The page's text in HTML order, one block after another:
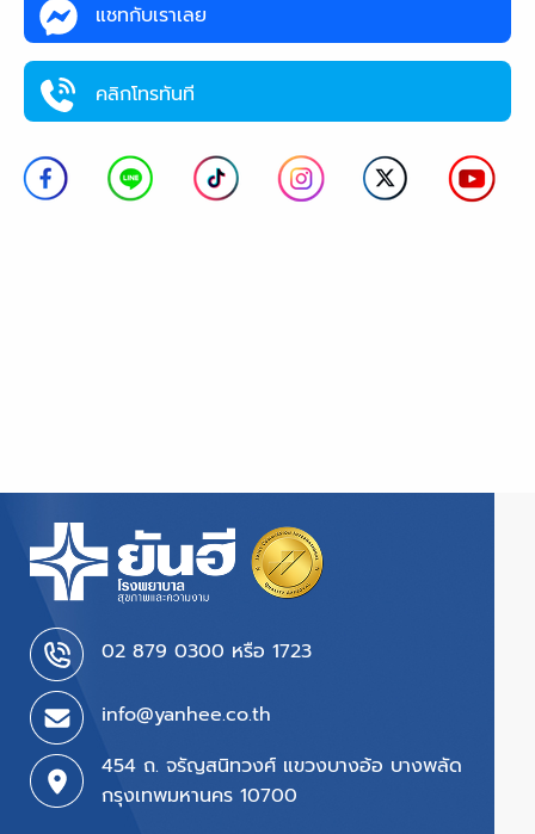
แชทกับเราเลย
คลิกโทรทันที
02 879 0300 หรือ 1723
info@yanhee.co.th
454 ถ. จรัญสนิทวงศ์ แขวงบางอ้อ บางพลัด
กรุงเทพมหานคร 10700